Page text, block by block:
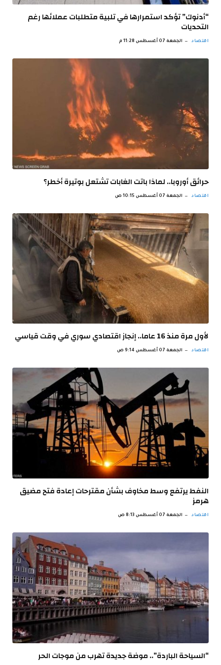
“أدنوك” تؤكد استمرارها في تلبية متطلبات عملائها رغم
التحديات
اقتصاد الجمعة 07 أغسطس 11:28 م
حرائق أوروبا.. لماذا باتت الغابات تشتعل بوتيرة أخطر؟
اقتصاد الجمعة 07 أغسطس 10:15 ص
لأول مرة منذ 16 عاما.. إنجاز اقتصادي سوري في وقت قياسي
اقتصاد الجمعة 07 أغسطس 9:14 ص
النفط يرتفع وسط مخاوف بشأن مقترحات إعادة فتح مضيق
هرمز
اقتصاد الجمعة 07 أغسطس 8:13 ص
“السياحة الباردة”.. موضة جديدة تهرب من موجات الحر